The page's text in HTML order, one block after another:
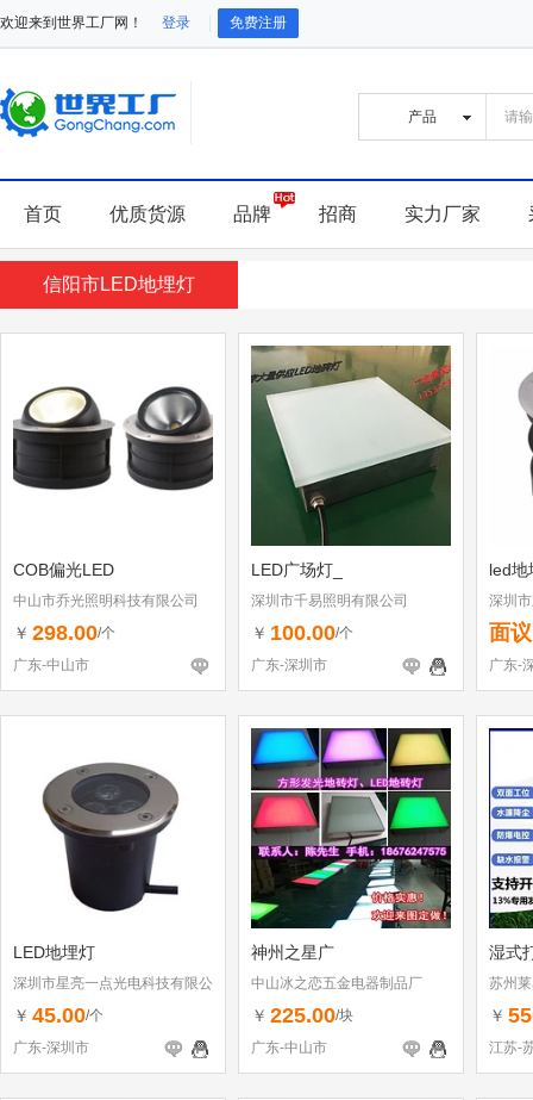
欢迎来到世界工厂网！ 登录 免费注册
首页 优质货源 品牌 招商 实力厂家
信阳市LED地埋灯
COB偏光LED
中山市乔光照明科技有限公司
￥ 298.00/个
广东-中山市
LED广场灯_
深圳市千易照明有限公司
￥ 100.00/个
广东-深圳市
led地
深圳
面议
广东-
LED地埋灯
深圳市星亮一点光电科技有限公
司
￥ 45.00/个
广东-深圳市
神州之星广
中山冰之恋五金电器制品厂
￥ 225.00/块
广东-中山市
湿式
苏州
￥
江苏-